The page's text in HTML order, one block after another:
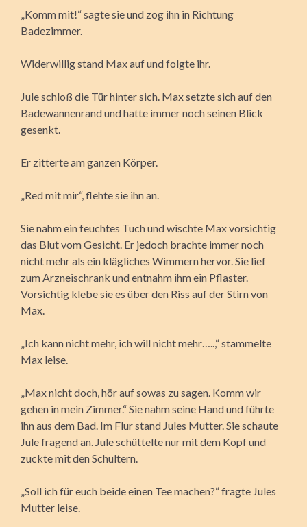
„Komm mit!“ sagte sie und zog ihn in Richtung
Badezimmer.
Widerwillig stand Max auf und folgte ihr.
Jule schloß die Tür hinter sich. Max setzte sich auf den
Badewannenrand und hatte immer noch seinen Blick
gesenkt.
Er zitterte am ganzen Körper.
„Red mit mir“, flehte sie ihn an.
Sie nahm ein feuchtes Tuch und wischte Max vorsichtig
das Blut vom Gesicht. Er jedoch brachte immer noch
nicht mehr als ein klägliches Wimmern hervor. Sie lief
zum Arzneischrank und entnahm ihm ein Pflaster.
Vorsichtig klebe sie es über den Riss auf der Stirn von
Max.
„Ich kann nicht mehr, ich will nicht mehr…..,“ stammelte
Max leise.
„Max nicht doch, hör auf sowas zu sagen. Komm wir
gehen in mein Zimmer.“ Sie nahm seine Hand und führte
ihn aus dem Bad. Im Flur stand Jules Mutter. Sie schaute
Jule fragend an. Jule schüttelte nur mit dem Kopf und
zuckte mit den Schultern.
„Soll ich für euch beide einen Tee machen?“ fragte Jules
Mutter leise.